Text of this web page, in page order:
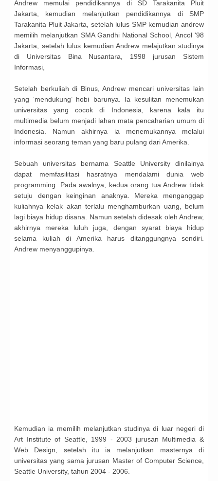
Andrew memulai pendidikannya di SD Tarakanita Pluit
Jakarta, kemudian melanjutkan pendidikannya di SMP
Tarakanita Pluit Jakarta, setelah lulus SMP kemudian andrew
memilih melanjutkan SMA Gandhi National School, Ancol '98
Jakarta, setelah lulus kemudian Andrew melajutkan studinya
di Universitas Bina Nusantara, 1998 jurusan Sistem
Informasi,
Setelah berkuliah di Binus, Andrew mencari universitas lain
yang ‘mendukung’ hobi barunya. Ia kesulitan menemukan
universitas yang cocok di Indonesia, karena kala itu
multimedia belum menjadi lahan mata pencaharian umum di
Indonesia. Namun akhirnya ia menemukannya melalui
informasi seorang teman yang baru pulang dari Amerika.
Sebuah universitas bernama Seattle University dinilainya
dapat memfasilitasi hasratnya mendalami dunia web
programming. Pada awalnya, kedua orang tua Andrew tidak
setuju dengan keinginan anaknya. Mereka menganggap
kuliahnya kelak akan terlalu menghamburkan uang, belum
lagi biaya hidup disana. Namun setelah didesak oleh Andrew,
akhirnya mereka luluh juga, dengan syarat biaya hidup
selama kuliah di Amerika harus ditanggungnya sendiri.
Andrew menyanggupinya.
Kemudian ia memilih melanjutkan studinya di luar negeri di
Art Institute of Seattle, 1999 - 2003 jurusan Multimedia &
Web Design, setelah itu ia melanjutkan masternya di
universitas yang sama jurusan Master of Computer Science,
Seattle University, tahun 2004 - 2006.